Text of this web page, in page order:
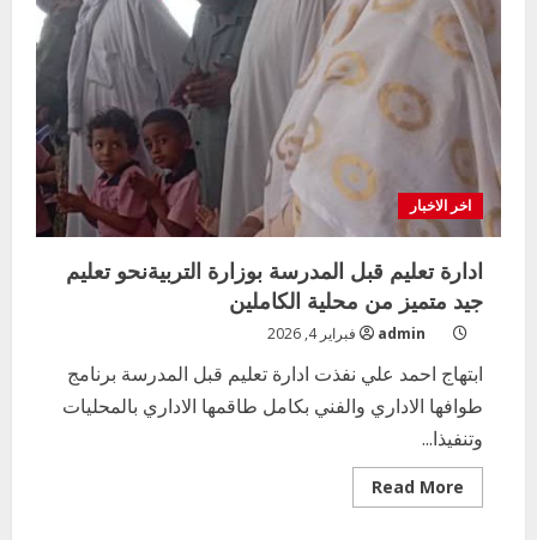
اخر الاخبار
ادارة تعليم قبل المدرسة بوزارة التربيةنحو تعليم
جيد متميز من محلية الكاملين
admin فبراير 4, 2026
ابتهاج احمد علي نفذت ادارة تعليم قبل المدرسة برنامج
طوافها الاداري والفني بكامل طاقمها الاداري بالمحليات
وتنفيذا...
Read More
more